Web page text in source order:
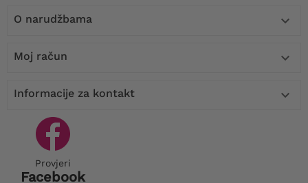
O narudžbama 
Moj račun 
Informacije za kontakt 
Provjeri
Facebook